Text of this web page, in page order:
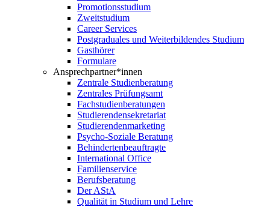
Promotionsstudium
Zweitstudium
Career Services
Postgraduales und Weiterbildendes Studium
Gasthörer
Formulare
Ansprechpartner*innen
Zentrale Studienberatung
Zentrales Prüfungsamt
Fachstudienberatungen
Studierendensekretariat
Studierendenmarketing
Psycho-Soziale Beratung
Behindertenbeauftragte
International Office
Familienservice
Berufsberatung
Der AStA
Qualität in Studium und Lehre